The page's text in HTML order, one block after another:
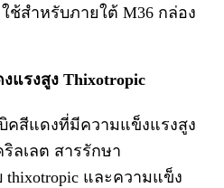
ใช้สําหรับภายใต้ M36 กล่อง
แรงสูง Thixotropic
คสีแดงที่มีความแข็งแรงสูง
ลเลต สารรักษา
และความแข็ง